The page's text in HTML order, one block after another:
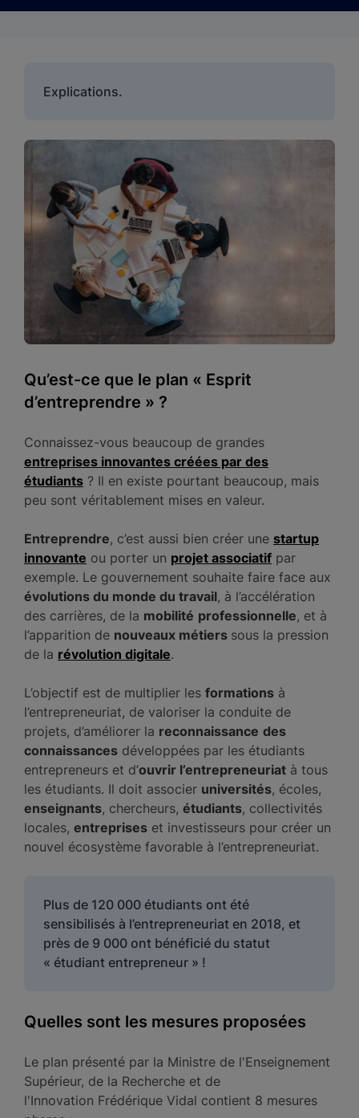
Explications.
Qu’est-ce que le plan « Esprit
d’entreprendre » ?
Connaissez-vous beaucoup de grandes
entreprises innovantes créées par des
étudiants ? Il en existe pourtant beaucoup, mais
peu sont véritablement mises en valeur.
Entreprendre, c’est aussi bien créer une startup
innovante ou porter un projet associatif par
exemple. Le gouvernement souhaite faire face aux
évolutions du monde du travail, à l’accélération
des carrières, de la mobilité professionnelle, et à
l’apparition de nouveaux métiers sous la pression
de la révolution digitale.
L’objectif est de multiplier les formations à
l’entrepreneuriat, de valoriser la conduite de
projets, d’améliorer la reconnaissance des
connaissances développées par les étudiants
entrepreneurs et d’ouvrir l’entrepreneuriat à tous
les étudiants. Il doit associer universités, écoles,
enseignants, chercheurs, étudiants, collectivités
locales, entreprises et investisseurs pour créer un
nouvel écosystème favorable à l’entrepreneuriat.
Plus de 120 000 étudiants ont été
sensibilisés à l’entrepreneuriat en 2018, et
près de 9 000 ont bénéficié du statut
« étudiant entrepreneur » !
Quelles sont les mesures proposées
Le plan présenté par la Ministre de l'Enseignement
Supérieur, de la Recherche et de
l'Innovation Frédérique Vidal contient 8 mesures